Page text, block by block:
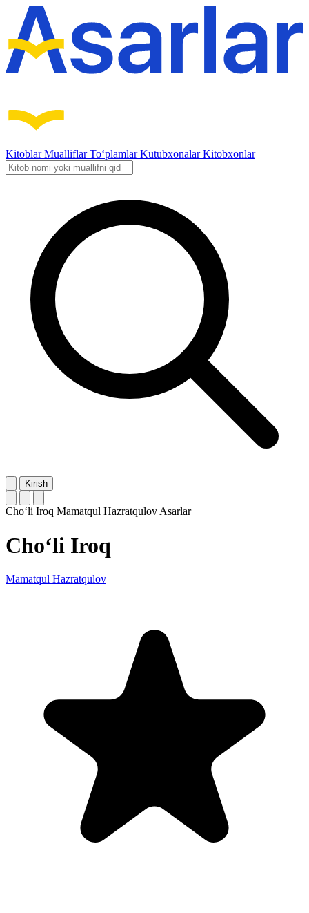
KitoblarMualliflarTo‘plamlarKutubxonalarKitobxonlar
Kirish
Cho‘li Iroq Mamatqul HazratqulovAsarlar
Cho‘li Iroq
Mamatqul Hazratqulov